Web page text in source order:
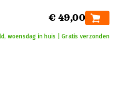
€ 49,00
woensdag in huis | Gratis verzonden